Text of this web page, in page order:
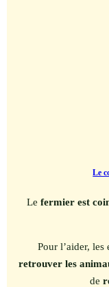
Le
Lefermier est
Pour l’aider,
retrouver les
de